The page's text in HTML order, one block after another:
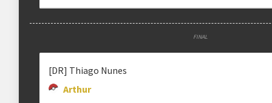
FINAL
[DR] Thiago Nunes
Arthur